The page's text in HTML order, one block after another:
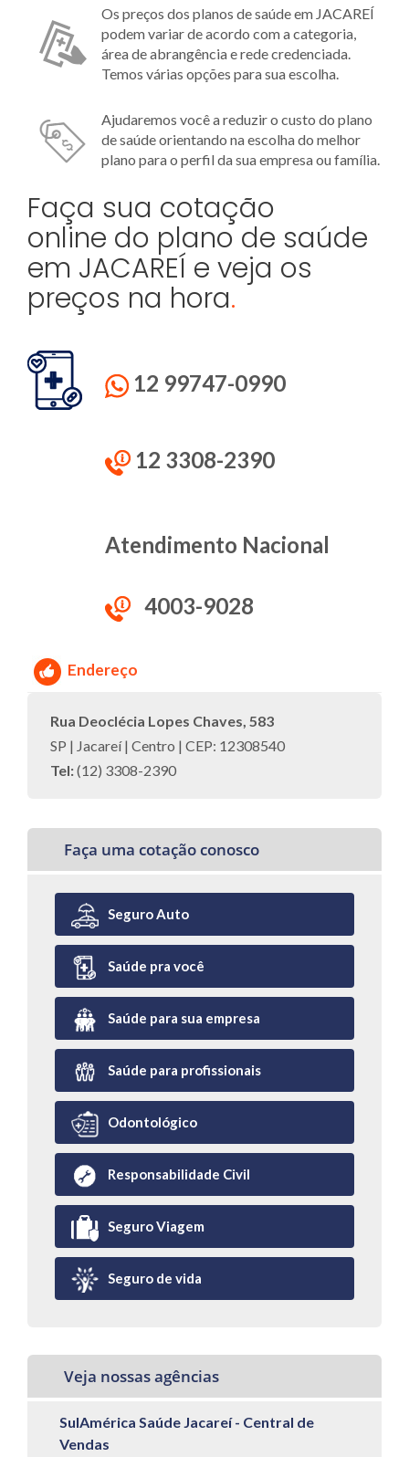
Os preços dos planos de saúde em JACAREÍ
podem variar de acordo com a categoria,
área de abrangência e rede credenciada.
Temos várias opções para sua escolha.
Ajudaremos você a reduzir o custo do plano
de saúde orientando na escolha do melhor
plano para o perfil da sua empresa ou família.
Faça sua cotação
online do plano de saúde
em JACAREÍ e veja os
preços na hora.
12 99747-0990
12 3308-2390
Atendimento Nacional
4003-9028
Endereço
Rua Deoclécia Lopes Chaves, 583
SP | Jacareí | Centro | CEP: 12308540
Tel:(12) 3308-2390
Faça uma cotação conosco
Seguro Auto
Saúde pra você
Saúde para sua empresa
Saúde para profissionais
Odontológico
Responsabilidade Civil
Seguro Viagem
Seguro de vida
Veja nossas agências
SulAmérica Saúde Jacareí - Central de
Vendas